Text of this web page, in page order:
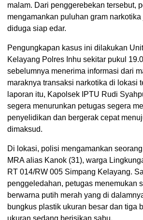
malam. Dari penggerebekan tersebut,
mengamankan puluhan gram
diduga siap edar.
Pengungkapan kasus ini dilakukan
Kelayang Polres Inhu sekitar pukul
sebelumnya menerima informasi dari
maraknya transaksi narkotika di lokasi
laporan itu, Kapolsek IPTU Rudi
segera menurunkan petugas segera
penyelidikan dan bergerak cepat
dimaksud.
Di lokasi, polisi mengamankan
MRA alias Kanok (31), warga
RT 014/RW 005 Simpang Kelayang.
penggeledahan, petugas menemukan
berwarna putih merah yang di
bungkus plastik ukuran besar dan tiga
ukuran sedang berisikan sabu.